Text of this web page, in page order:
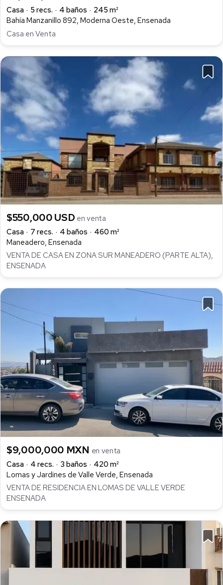
The property offers an excellent combination of spaciousness,
functionality, and location within a secure, well-connected
setting.
Ideal for those looking to move in immediately with the option
to purchase later, or as a high-potential investment.
For more information and appointments:
www.cabralrealestate.com.mx
Cabral Real Estate
Property Sales, Rentals, and Management
Casa
5 recs. 4 baños
245 m²
Bahía Manzanillo 892, Moderna Oeste, Ensenada
Casa en Venta
$550,000 USD en venta
Casa
7 recs. 4 baños
460 m²
Maneadero, Ensenada
VENTA DE CASA EN ZONA SUR MANEADERO (PARTE ALTA),
ENSENADA
$9,000,000 MXN en venta
Casa
4 recs. 3 baños
420 m²
Lomas y Jardines de Valle Verde, Ensenada
VENTA DE RESIDENCIA EN LOMAS DE VALLE VERDE
ENSENADA